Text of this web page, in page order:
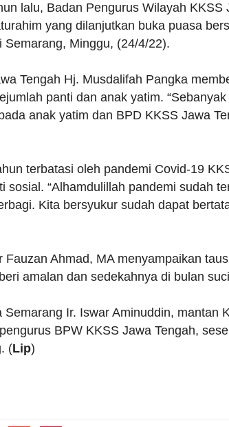
lalu, Badan Pengurus Wilayah KKSS
yang dilanjutkan buka puasa
Minggu, (24/4/22).
Tengah Hj. Musdalifah Pangka
panti dan anak yatim.
anak yatim dan BPD KKSS Jawa
terbatasi oleh pandemi Covid-19
sosial. “Alhamdulillah pandemi sudah
Kita bersyukur sudah dapat
Ahmad, MA menyampaikan
amalan dan sedekahnya di bulan
Ir. Iswar Aminuddin, mantan
BPW KKSS Jawa Tengah,
(Lip)